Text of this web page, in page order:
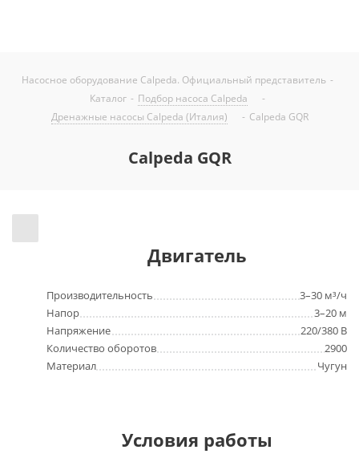
Насосное оборудование Calpeda. Официальный представитель -
Каталог - Подбор насоса Calpeda
-
Дренажные насосы Calpeda (Италия)
- Calpeda GQR
Calpeda GQR
Двигатель
Производительность
3–30 м³/ч
Напор
3–20 м
Напряжение
220/380 В
Количество оборотов
2900
Материал
Чугун
Условия работы